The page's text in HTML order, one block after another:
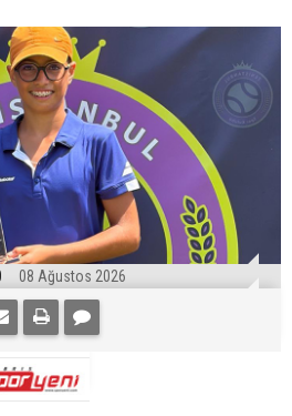
08 Ağustos 2026